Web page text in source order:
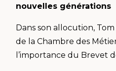
nouvelles générations
Dans son allocution,
de la Chambre des
l’importance du Brevet